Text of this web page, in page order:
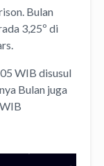
Bulan
3,25º di
WIB disusul
Bulan juga